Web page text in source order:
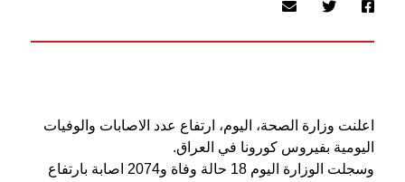
اعلنت وزارة الصحة، اليوم، ارتفاع عدد الاصابات والوفيات
اليومية بفيروس كورونا في العراق.
وسجلت الوزارة اليوم 18 حالة وفاة و2074 اصابة بارتفاع